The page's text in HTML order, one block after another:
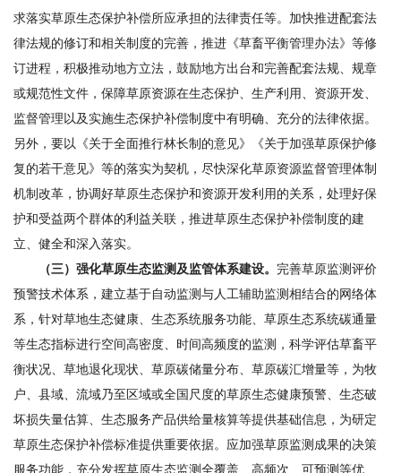
求落实草原生态保护补偿所应承担的法律责任等。加快推进配套法
律法规的修订和相关制度的完善，推进《草畜平衡管理办法》等修
订进程，积极推动地方立法，鼓励地方出台和完善配套法规、规章
或规范性文件，保障草原资源在生态保护、生产利用、资源开发、
监督管理以及实施生态保护补偿制度中有明确、充分的法律依据。
另外，要以《关于全面推行林长制的意见》《关于加强草原保护修
复的若干意见》等的落实为契机，尽快深化草原资源监督管理体制
机制改革，协调好草原生态保护和资源开发利用的关系，处理好保
护和受益两个群体的利益关联，推进草原生态保护补偿制度的建
立、健全和深入落实。
（三）强化草原生态监测及监管体系建设。 完善草原监测评价
预警技术体系，建立基于自动监测与人工辅助监测相结合的网络体
系，针对草地生态健康、生态系统服务功能、草原生态系统碳通量
等生态指标进行空间高密度、时间高频度的监测，科学评估草畜平
衡状况、草地退化现状、草原碳储量分布、草原碳汇增量等，为牧
户、县域、流域乃至区域或全国尺度的草原生态健康预警、生态破
坏损失量估算、生态服务产品供给量核算等提供基础信息，为研定
草原生态保护补偿标准提供重要依据。应加强草原监测成果的决策
服务功能，充分发挥草原生态监测全覆盖、高频次、可预测等优